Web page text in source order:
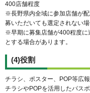
400店舗程度
※長野県内全域に参加店舗が
募いただいても選定されない場
※早期に募集店舗が400程度に
とする場合があります。
(4)役割
チラシ、ポスター、POP等広
チラシやPOPを活用したパス